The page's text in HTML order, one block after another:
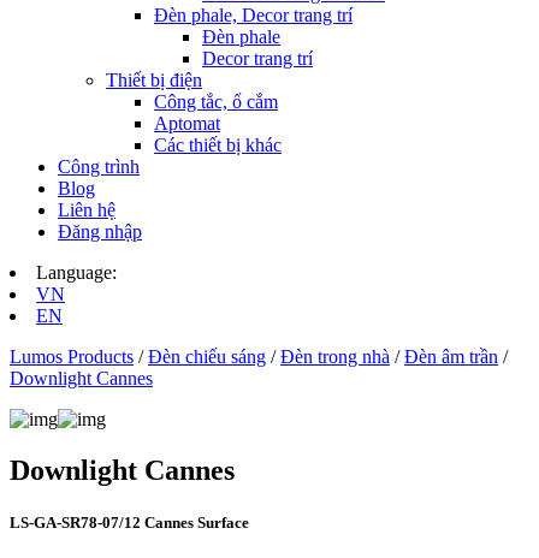
Đèn phale, Decor trang trí
Đèn phale
Decor trang trí
Thiết bị điện
Công tắc, ổ cắm
Aptomat
Các thiết bị khác
Công trình
Blog
Liên hệ
Đăng nhập
Language:
VN
EN
Lumos Products /Đèn chiếu sáng /Đèn trong nhà /Đèn âm trần /
Downlight Cannes
Downlight Cannes
LS-GA-SR78-07/12 Cannes Surface